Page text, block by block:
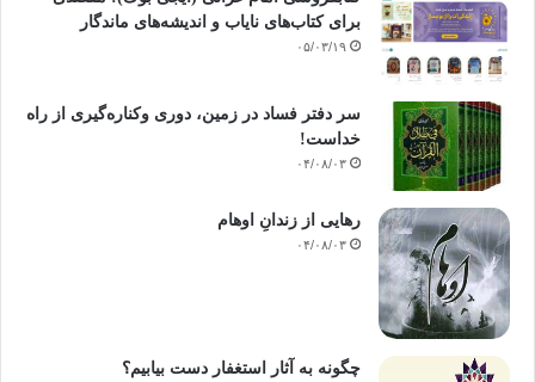
برای کتاب‌های نایاب و اندیشه‌های ماندگار
۰۵/۰۳/۱۹
سر دفتر فساد در زمین‌، دوری وکناره‌گیری از راه
خداست‌!
۰۴/۰۸/۰۳
رهایی از زندانِ اوهام
۰۴/۰۸/۰۳
چگونه به آثار استغفار دست بیابیم؟